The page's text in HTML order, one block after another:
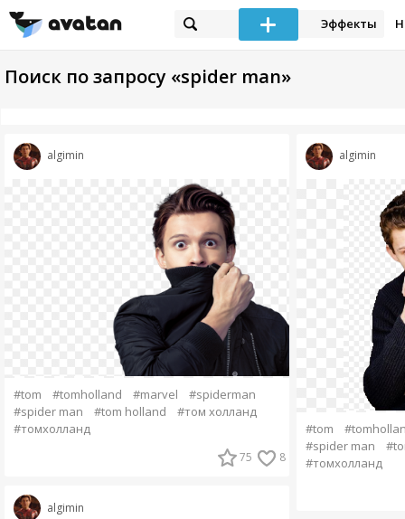
Эффекты
Поиск по запросу «spider man»
algimin
#tom #tomholland #marvel
#spiderman
#spider man
#tom holland
#том холланд
#томхолланд
75 8
algimin
algimin
#tom
#spider man
#томхолланд